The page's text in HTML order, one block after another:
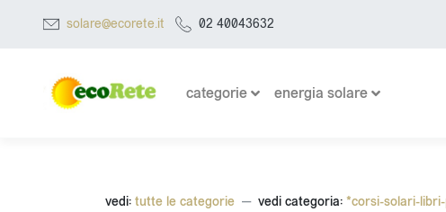
solare@ecorete.it 02 40043632
categorie energia solare
vedi: tutte le categorie vedi categoria: *corsi-solari-